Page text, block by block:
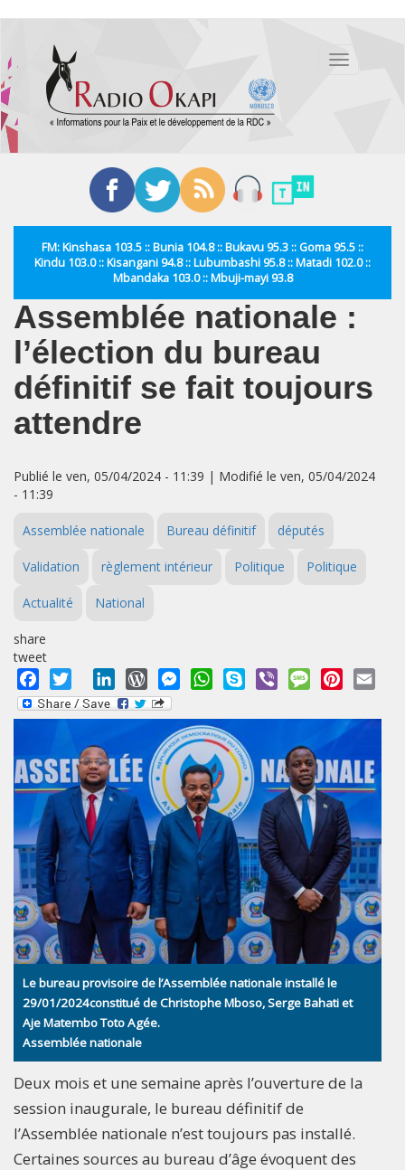
contenu
principal
Toggle
FM: Kinshasa 103.5 :: Bunia 104.8 :: Bukavu 95.3 :: Goma 95.5 ::
Kindu 103.0 :: Kisangani 94.8 :: Lubumbashi 95.8 :: Matadi 102.0 ::
Mbandaka 103.0 :: Mbuji-mayi 93.8
Assemblée nationale :
l’élection du bureau
définitif se fait toujours
attendre
Publié le ven, 05/04/2024 - 11:39 | Modifié le ven, 05/04/2024
- 11:39
Assemblée nationale Bureau définitif députés
Validation règlement intérieur Politique Politique
Actualité National
share
tweet
Facebook
Twitter LinkedInWordPressMessengerWhatsApp
Skype Viber MessagePinterest
Le bureau provisoire de l’Assemblée nationale installé le
29/01/2024constitué de Christophe Mboso, Serge Bahati et
Aje Matembo Toto Agée.
Assemblée nationale
Deux mois et une semaine après l’ouverture de la
session inaugurale, le bureau définitif de
l’Assemblée nationale n’est toujours pas installé.
Certaines sources au bureau d’âge évoquent des